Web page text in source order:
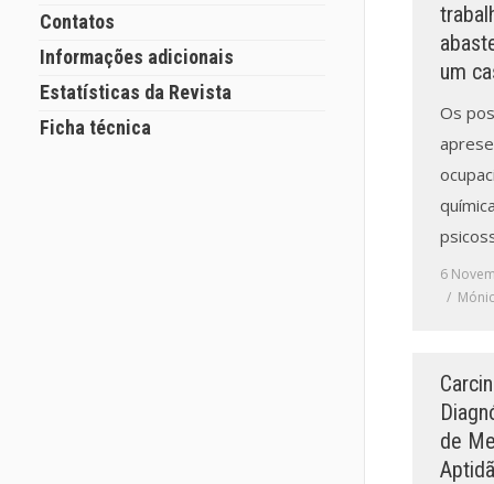
Contatos
Informações adicionais
Estatísticas da Revista
Ficha técnica
um
Os
6
de